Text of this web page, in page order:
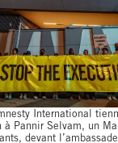
International
à Pannir Selvam, un
devant